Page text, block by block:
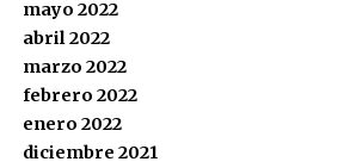
mayo 2022
abril 2022
marzo 2022
febrero 2022
enero 2022
diciembre 2021